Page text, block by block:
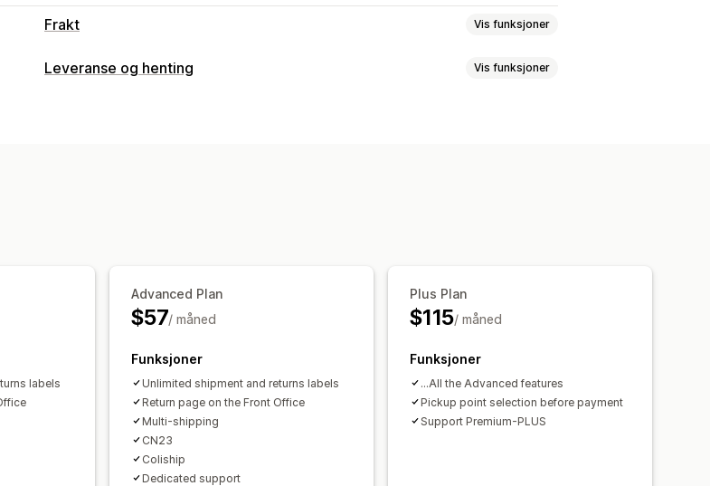
Frakt Vis funksjoner
Etiketter og emballasje
Leveranse og henting Vis funksjoner
labels
Advanced Plan
$57/ måned
Funksjoner
Unlimited shipment and returns labels
Return page on the Front Office
Multi-shipping
CN23
Coliship
Dedicated support
Plus Plan
$115/ måned
Funksjoner
…All the Advanced features
Pickup point selection before payment
Support Premium-PLUS